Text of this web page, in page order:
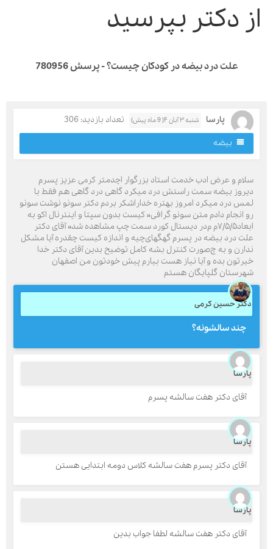
دکتر بپرسید
علت درد بیضه در کودکان چیست؟ - پرسش 780956
پارسا شنبه ۳ آبان ۴( 9 ماه پیش)
تعداد بازدید: 306
بیضه
و عرض ادب خدمت استاد بزرگوار اچدمتر کرمی عزیز پسرم
بیضه سمت راستش درد میکرد گاهی درد گاهی هم فقط با
درد میکرد امروز بهتره خداراشکر بردم دکتر سونو نوشت سونو
انجام دادم متن سونو گرافی« کیست بدون سپتا و اینترنال اکو به
ابعاد۷/۵/۵م م‌در دیستال کورد سمت چپ مشاهده شد» آقای دکتر
درد بیضه در پسرم گهگهای‌چیه و اندازه کیست چقدره آیا مشکل
و به چ‌صورت کنترل بشه کامل توضیح بدین آقای دکتر خدا
بده و آیا نیاز هست بیارم پیش خودتون من اصفهان
گلپایگان هستم
دکتر حسین کرمی
چند سالشونه؟
آقای دکتر هفت سالشه پسرم
آقای دکتر پسرم هفت سالشه کلاس دومه ابتدایی هستن
آقای دکتر هفت سالشه لطفا جواب بدین
قدرت گرفته از همیارسیستم